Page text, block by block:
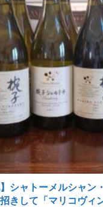
】シャトーメルシャン
きして「マリコヴィ